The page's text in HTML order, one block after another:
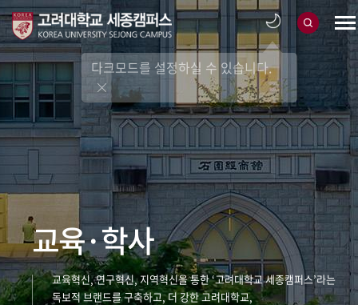
다크모드를 설정하실 수 있습니다.
교육·학사
교육혁신, 연구혁신, 지역혁신을 통한 ‘고려대학교 세종캠퍼스’라는
독보적 브랜드를 구축하고, 더 강한 고려대학교,